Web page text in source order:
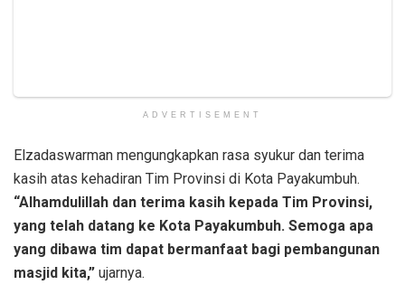
ADVERTISEMENT
Elzadaswarman mengungkapkan rasa syukur dan terima
kasih atas kehadiran Tim Provinsi di Kota Payakumbuh.
“Alhamdulillah dan terima kasih kepada Tim Provinsi,
yang telah datang ke Kota Payakumbuh. Semoga apa
yang dibawa tim dapat bermanfaat bagi pembangunan
masjid kita,” ujarnya.